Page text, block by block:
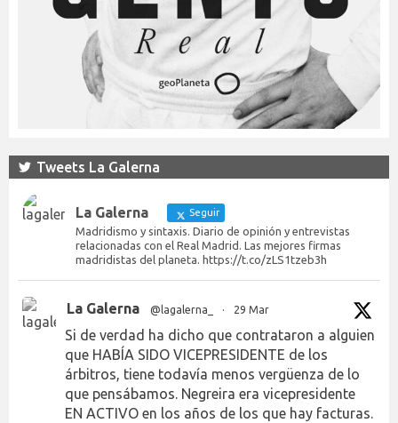
Tweets La Galerna
La Galerna Seguir
Madridismo y sintaxis. Diario de opinión y entrevistas
relacionadas con el Real Madrid. Las mejores firmas
madridistas del planeta. https://t.co/zLS1tzeb3h
La Galerna @lagalerna_ · 29 Mar
Si de verdad ha dicho que contrataron a alguien
que HABÍA SIDO VICEPRESIDENTE de los
árbitros, tiene todavía menos vergüenza de lo
que pensábamos. Negreira era vicepresidente
EN ACTIVO en los años de los que hay facturas.